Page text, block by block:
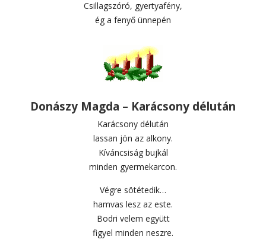
Csillagszóró, gyertyafény,
ég a fenyő ünnepén
Donászy Magda – Karácsony délután
Karácsony délután
lassan jön az alkony.
Kíváncsiság bujkál
minden gyermekarcon.
Végre sötétedik…
hamvas lesz az este.
Bodri velem együtt
figyel minden neszre.